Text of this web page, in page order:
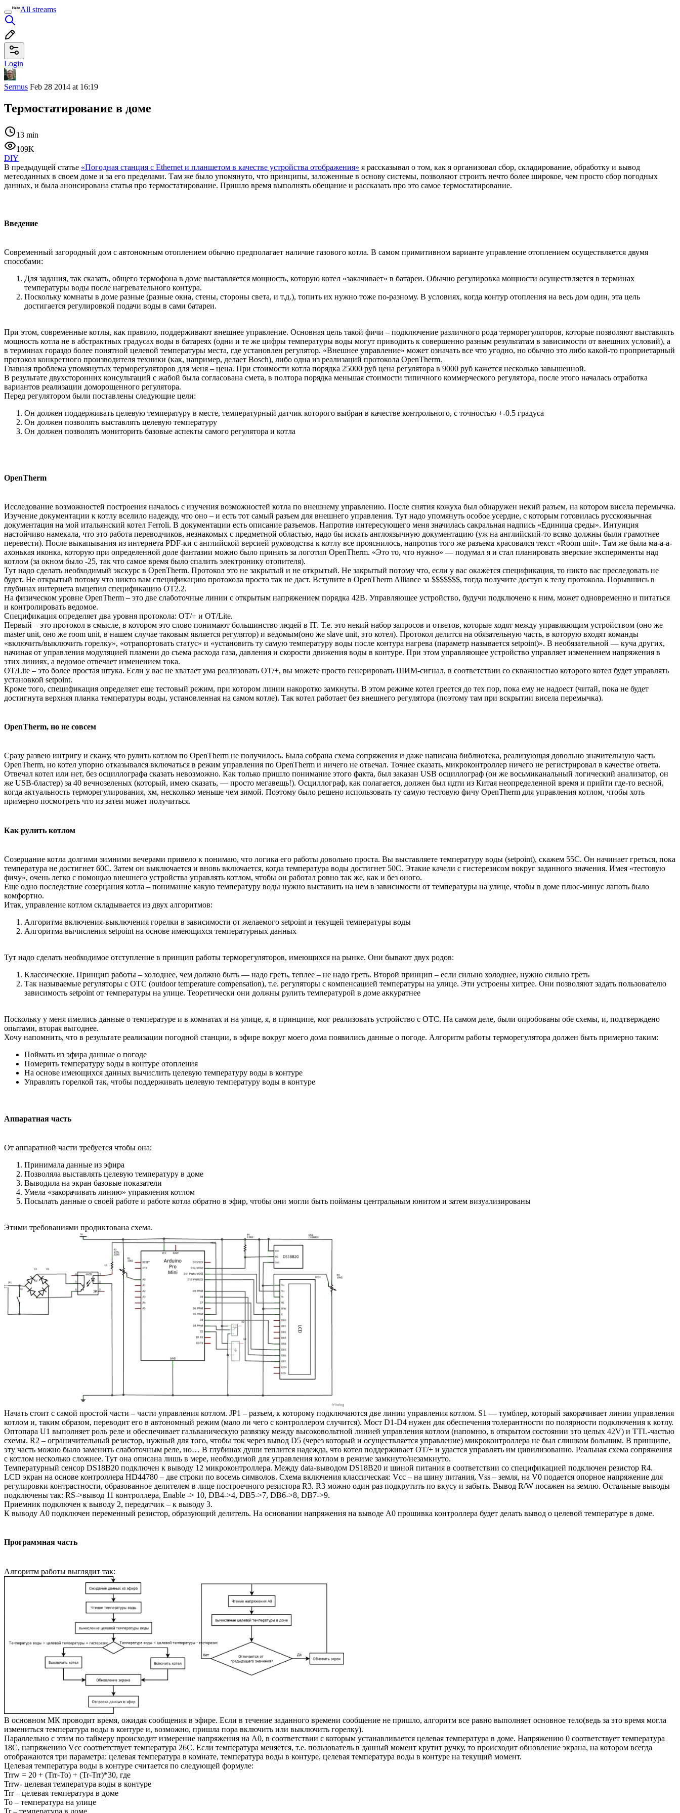
All streams
Login
Sermus Feb 28 2014 at 16:19
Термостатирование в доме
13 min
109K
DIY
В предыдущей статье «Погодная станция с Ethernet и планшетом в качестве устройства отображения» я рассказывал о том, как я организовал сбор, складирование, обработку и вывод
метеоданных в своем доме и за его пределами. Там же было упомянуто, что принципы, заложенные в основу системы, позволяют строить нечто более широкое, чем просто сбор погодных
данных, и была анонсирована статья про термостатирование. Пришло время выполнять обещание и рассказать про это самое термостатирование.
Введение
Современный загородный дом с автономным отоплением обычно предполагает наличие газового котла. В самом примитивном варианте управление отоплением осуществляется двумя
способами:
Для задания, так сказать, общего термофона в доме выставляется мощность, которую котел «закачивает» в батареи. Обычно регулировка мощности осуществляется в терминах
температуры воды после нагревательного контура.
Поскольку комнаты в доме разные (разные окна, стены, стороны света, и т.д.), топить их нужно тоже по-разному. В условиях, когда контур отопления на весь дом один, эта цель
достигается регулировкой подачи воды в сами батареи.
При этом, современные котлы, как правило, поддерживают внешнее управление. Основная цель такой фичи – подключение различного рода терморегуляторов, которые позволяют выставлять
мощность котла не в абстрактных градусах воды в батареях (одни и те же цифры температуры воды могут приводить к совершенно разным результатам в зависимости от внешних условий), а
в терминах гораздо более понятной целевой температуры места, где установлен регулятор. «Внешнее управление» может означать все что угодно, но обычно это либо какой-то проприетарный
протокол конкретного производителя техники (как, например, делает Bosch), либо одна из реализаций протокола OpenTherm.
Главная проблема упомянутых терморегуляторов для меня – цена. При стоимости котла порядка 25000 руб цена регулятора в 9000 руб кажется несколько завышенной.
В результате двухсторонних консультаций с жабой была согласована смета, в полтора порядка меньшая стоимости типичного коммерческого регулятора, после этого началась отработка
вариантов реализации доморощенного регулятора.
Перед регулятором были поставлены следующие цели:
Он должен поддерживать целевую температуру в месте, температурный датчик которого выбран в качестве контрольного, с точностью +-0.5 градуса
Он должен позволять выставлять целевую температуру
Он должен позволять мониторить базовые аспекты самого регулятора и котла
OpenTherm
Исследование возможностей построения началось с изучения возможностей котла по внешнему управлению. После снятия кожуха был обнаружен некий разъем, на котором висела перемычка.
Изучение документации к котлу вселило надежду, что оно – и есть тот самый разъем для внешнего управления. Тут надо упомянуть особое усердие, с которым готовилась русскоязычная
документация на мой итальянский котел Ferroli. В документации есть описание разъемов. Напротив интересующего меня значилась сакральная надпись «Единица среды». Интуиция
настойчиво намекала, что это работа переводчиков, незнакомых с предметной областью, надо бы искать англоязычную документацию (уж на английский-то всяко должны были грамотнее
перевести). После выкапывания из интернета PDF-ки с английской версией руководства к котлу все прояснилось, напротив того же разъема красовался текст «Room unit». Там же была ма-а-а-
ахонькая иконка, которую при определенной доле фантазии можно было принять за логотип OpenTherm. «Это то, что нужно» — подумал я и стал планировать зверские эксперименты над
котлом (за окном было -25, так что самое время было спалить электронику отопителя).
Тут надо сделать необходимый экскурс в OpenTherm. Протокол это не закрытый и не открытый. Не закрытый потому что, если у вас окажется спецификация, то никто вас преследовать не
будет. Не открытый потому что никто вам спецификацию протокола просто так не даст. Вступите в OpenTherm Alliance за $$$$$$$, тогда получите доступ к телу протокола. Порывшись в
глубинах интернета выцепил спецификацию OT2.2.
На физическом уровне OpenTherm – это две слаботочные линии с открытым напряжением порядка 42В. Управляющее устройство, будучи подключено к ним, может одновременно и питаться
и контролировать ведомое.
Спецификация определяет два уровня протокола: OT/+ и OT/Lite.
Первый – это протокол в смысле, в котором это слово понимают большинство людей в IT. Т.е. это некий набор запросов и ответов, которые ходят между управляющим устройством (оно же
master unit, оно же room unit, в нашем случае таковым является регулятор) и ведомым(оно же slave unit, это котел). Протокол делится на обязательную часть, в которую входят команды
«включить/выключить горелку», «отрапортовать статус» и «установить ту самую температуру воды после контура нагрева (параметр называется setpoint)». В необязательной — куча других,
начиная от управления модуляцией пламени до съема расхода газа, давления и скорости движения воды в контуре. При этом управляющее устройство управляет изменением напряжения в
этих линиях, а ведомое отвечает изменением тока.
OT/Lite – это более простая штука. Если у вас не хватает ума реализовать OT/+, вы можете просто генерировать ШИМ-сигнал, в соответствии со скважностью которого котел будет управлять
установкой setpoint.
Кроме того, спецификация определяет еще тестовый режим, при котором линии накоротко замкнуты. В этом режиме котел греется до тех пор, пока ему не надоест (читай, пока не будет
достигнута верхняя планка температуры воды, установленная на самом котле). Так котел работает без внешнего регулятора (поэтому там при вскрытии висела перемычка).
OpenTherm, но не совсем
Сразу развею интригу и скажу, что рулить котлом по OpenTherm не получилось. Была собрана схема сопряжения и даже написана библиотека, реализующая довольно значительную часть
OpenTherm, но котел упорно отказывался включаться в режим управления по OpenTherm и ничего не отвечал. Точнее сказать, микроконтроллер ничего не регистрировал в качестве ответа.
Отвечал котел или нет, без осциллографа сказать невозможно. Как только пришло понимание этого факта, был заказан USB осциллограф (он же восьмиканальный логический анализатор, он
же USB-бластер) за 40 вечнозеленых (который, имею сказать, — просто мегавещь!). Осциллограф, как полагается, должен был идти из Китая неопределенной время и прийти где-то весной,
когда актуальность терморегулирования, хм, несколько меньше чем зимой. Поэтому было решено использовать ту самую тестовую фичу OpenTherm для управления котлом, чтобы хоть
примерно посмотреть что из затеи может получиться.
Как рулить котлом
Созерцание котла долгими зимними вечерами привело к понимаю, что логика его работы довольно проста. Вы выставляете температуру воды (setpoint), скажем 55С. Он начинает греться, пока
температура не достигнет 60C. Затем он выключается и вновь включается, когда температура воды достигнет 50C. Этакие качели с гистерезисом вокруг заданного значения. Имея «тестовую
фичу», очень легко с помощью внешнего устройства управлять котлом, чтобы он работал ровно так же, как и без оного.
Еще одно последствие созерцания котла – понимание какую температуру воды нужно выставить на нем в зависимости от температуры на улице, чтобы в доме плюс-минус лапоть было
комфортно.
Итак, управление котлом складывается из двух алгоритмов:
Алгоритма включения-выключения горелки в зависимости от желаемого setpoint и текущей температуры воды
Алгоритма вычисления setpoint на основе имеющихся температурных данных
Тут надо сделать необходимое отступление в принцип работы терморегуляторов, имеющихся на рынке. Они бывают двух родов:
Классические. Принцип работы – холоднее, чем должно быть — надо греть, теплее – не надо греть. Второй принцип – если сильно холоднее, нужно сильно греть
Так называемые регуляторы c OTC (outdoor temperature compensation), т.е. регуляторы с компенсацией температуры на улице. Эти устроены хитрее. Они позволяют задать пользователю
зависимость setpoint от температуры на улице. Теоретически они должны рулить температурой в доме аккуратнее
Поскольку у меня имелись данные о температуре и в комнатах и на улице, я, в принципе, мог реализовать устройство с OTC. На самом деле, были опробованы обе схемы, и, подтверждено
опытами, вторая выгоднее.
Хочу напомнить, что в результате реализации погодной станции, в эфире вокруг моего дома появились данные о погоде. Алгоритм работы терморегулятора должен быть примерно таким:
Поймать из эфира данные о погоде
Померить температуру воды в контуре отопления
На основе имеющихся данных вычислить целевую температуру воды в контуре
Управлять горелкой так, чтобы поддерживать целевую температуру воды в контуре
Аппаратная часть
От аппаратной части требуется чтобы она:
Принимала данные из эфира
Позволяла выставлять целевую температуру в доме
Выводила на экран базовые показатели
Умела «закорачивать линию» управления котлом
Посылать данные о своей работе и работе котла обратно в эфир, чтобы они могли быть пойманы центральным юнитом и затем визуализированы
Этими требованиями продиктована схема.
Начать стоит с самой простой части – части управления котлом. JP1 – разъем, к которому подключаются две линии управления котлом. S1 — тумблер, который закорачивает линии управления
котлом и, таким образом, переводит его в автономный режим (мало ли чего с контроллером случится). Мост D1-D4 нужен для обеспечения толерантности по полярности подключения к котлу.
Оптопара U1 выполняет роль реле и обеспечивает гальваническую развязку между высоковольтной линией управления котлом (напомню, в открытом состоянии это целых 42V) и TTL-частью
схемы. R2 – ограничительный резистор, нужный для того, чтобы ток через вывод D5 (через который и осуществляется управление) микроконтроллера не был слишком большим. В принципе,
эту часть можно было заменить слаботочным реле, но… В глубинах души теплится надежда, что котел поддерживает OT/+ и удастся управлять им цивилизованно. Реальная схема сопряжения
с котлом несколько сложнее. Тут она описана лишь в мере, необходимой для управления котлом в режиме замкнуто/незамкнуто.
Температурный сенсор DS18B20 подключен к выводу 12 микроконтроллера. Между data-выводом DS18B20 и шиной питания в соответствии со спецификацией подключен резистор R4.
LCD экран на основе контроллера HD44780 – две строки по восемь символов. Схема включения классическая: Vcc – на шину питания, Vss – земля, на V0 подается опорное напряжение для
регулировки контрастности, образованное делителем в лице построечного резистора R3. R3 можно один раз подкрутить по вкусу и забыть. Вывод R/W посажен на землю. Остальные выводы
подключены так: RS->вывод 11 контроллера, Enable -> 10, DB4->4, DB5->7, DB6->8, DB7->9.
Приемник подключен к выводу 2, передатчик – к выводу 3.
К выводу A0 подключен переменный резистор, образующий делитель. На основании напряжения на выводе A0 прошивка контроллера будет делать вывод о целевой температуре в доме.
Программная часть
Алгоритм работы выглядит так:
В основном МК проводит время, ожидая сообщения в эфире. Если в течение заданного времени сообщение не пришло, алгоритм все равно выполняет основное тело(ведь за это время могла
измениться температура воды в контуре и, возможно, пришла пора включить или выключить горелку).
Параллельно с этим по таймеру происходит измерение напряжения на A0, в соответствии с которым устанавливается целевая температура в доме. Напряжению 0 соответствует температура
18C, напряжению Vcc соответствует температура 26C. Если температура меняется, т.е. пользователь в данный момент крутит ручку, то происходит обновление экрана, на котором всегда
отображаются три параметра: целевая температура в комнате, температура воды в контуре, целевая температура воды в контуре на текущий момент.
Целевая температура воды в контуре считается по следующей формуле:
Trrw = 20 + (Trr-To) + (Tr-Trr)*30, где
Trrw- целевая температура воды в контуре
Trr – целевая температура в доме
To – температура на улице
Tr – температура в доме